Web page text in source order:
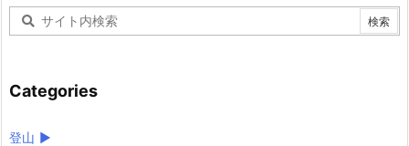
Categories
登山 ►